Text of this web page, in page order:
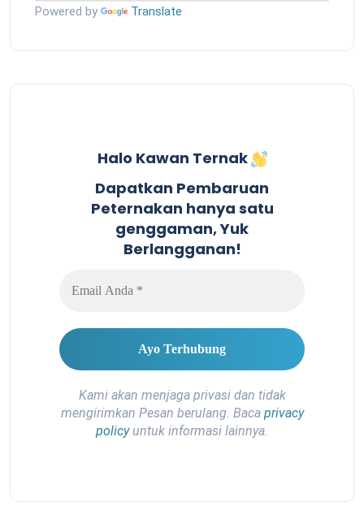
Powered by Translate
Halo Kawan Ternak
Dapatkan Pembaruan
Peternakan hanya satu
genggaman, Yuk
Berlangganan!
Kami akan menjaga privasi dan tidak
mengirimkan Pesan berulang. Baca privacy
policyuntuk informasi lainnya.